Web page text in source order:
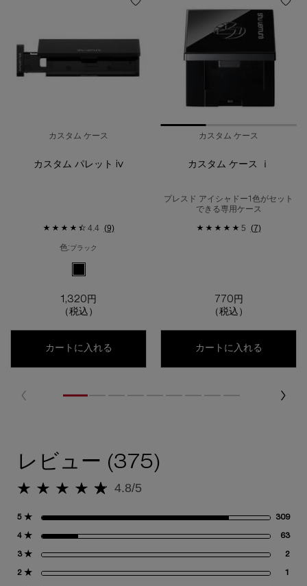
カスタム ケース
カスタム パレット iv
4.4 (9)
色:ブラック
1,320円
（税込）
カートに入れる カスタム パレット iv
カスタム ケース
カスタム ケース ⅰ
プレスド アイシャドー1色がセット
できる専用ケース
5 (7)
770円
（税込）
カートに入れる
レビュー (375)
5星中4.8。 4.8/5
5 ★ 309309
4 ★ 6363
3 ★ 2
2 ★ 1